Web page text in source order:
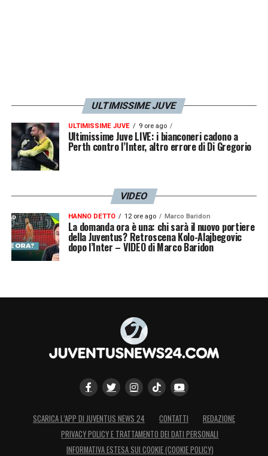
ULTIMISSIME JUVE
ULTIMISSIME JUVE 9 ore ago
Ultimissime Juve LIVE: i bianconeri cadono a
Perth contro l’Inter, altro errore di Di Gregorio
VIDEO
HANNO DETTO 12 ore ago Marco Baridon
La domanda ora è una: chi sarà il nuovo portiere
della Juventus? Retroscena Kolo-Alajbegovic
dopo l’Inter – VIDEO di Marco Baridon
SCARICA L’APP DI JUVENTUS NEWS 24 CONTATTI
REDAZIONE
PRIVACY POLICY E TRATTAMENTO DEI DATI PERSONALI
INFORMATIVA ESTESA SUI COOKIE (COOKIE POLICY)